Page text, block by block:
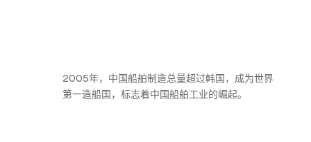
2005年，中国船舶制造总量超过韩国，成为世界
第一造船国，标志着中国船舶工业的崛起。